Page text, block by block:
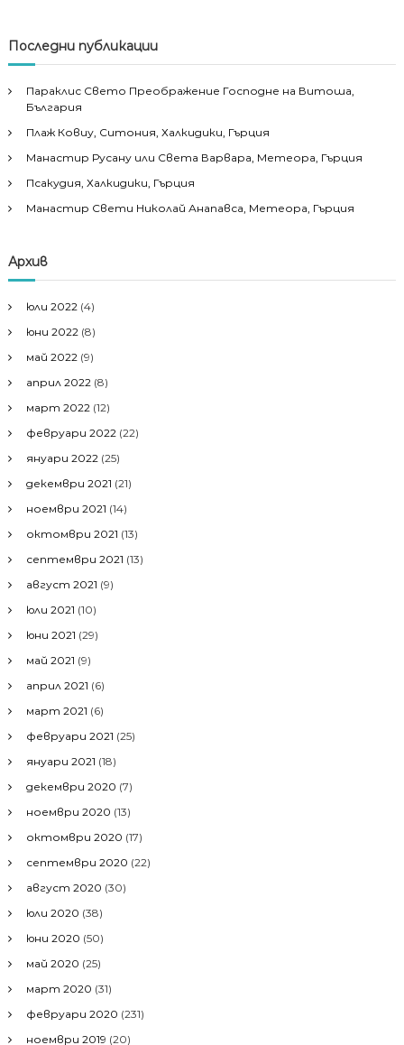
Последни публикации
Параклис Свето Преображение Господне на Витоша,
България
Плаж Ковиу, Ситония, Халкидики, Гърция
Манастир Русану или Света Варвара, Метеора, Гърция
Псакудия, Халкидики, Гърция
Манастир Свети Николай Анапавса, Метеора, Гърция
Архив
юли 2022 (4)
юни 2022 (8)
май 2022 (9)
април 2022 (8)
март 2022 (12)
февруари 2022 (22)
януари 2022 (25)
декември 2021 (21)
ноември 2021 (14)
октомври 2021 (13)
септември 2021 (13)
август 2021 (9)
юли 2021 (10)
юни 2021 (29)
май 2021 (9)
април 2021 (6)
март 2021 (6)
февруари 2021 (25)
януари 2021 (18)
декември 2020 (7)
ноември 2020 (13)
октомври 2020 (17)
септември 2020 (22)
август 2020 (30)
юли 2020 (38)
юни 2020 (50)
май 2020 (25)
март 2020 (31)
февруари 2020 (231)
ноември 2019 (20)